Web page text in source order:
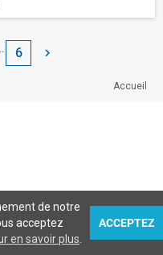
6 
Accueil
de notre
acceptez
en savoir plus
ACCEPTEZ